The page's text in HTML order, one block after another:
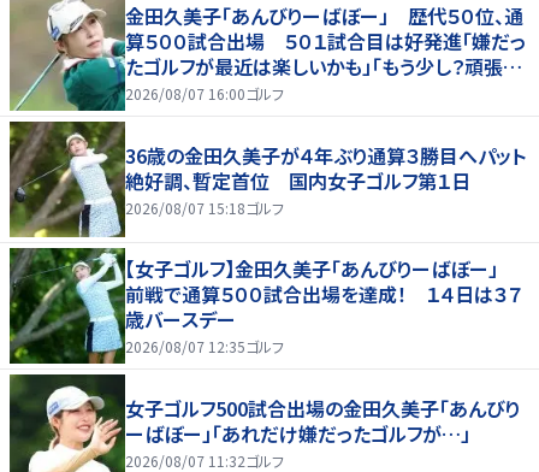
金田久美子「あんびりーばぼー」 歴代５０位、通
算５００試合出場 ５０１試合目は好発進「嫌だっ
たゴルフが最近は楽しいかも」「もう少し？頑張り
たいな」
2026/08/07 16:00ゴルフ
36歳の金田久美子が４年ぶり通算３勝目へパット
絶好調、暫定首位 国内女子ゴルフ第１日
2026/08/07 15:18ゴルフ
【女子ゴルフ】金田久美子「あんびりーばぼー」
前戦で通算５００試合出場を達成！ １４日は３７
歳バースデー
2026/08/07 12:35ゴルフ
女子ゴルフ500試合出場の金田久美子「あんびり
ーばぼー」「あれだけ嫌だったゴルフが…」
2026/08/07 11:32ゴルフ